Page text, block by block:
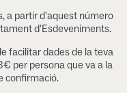
a partir d'aquest número
d'Esdeveniments.
facilitar dades de la teva
per persona que va a la
confirmació.